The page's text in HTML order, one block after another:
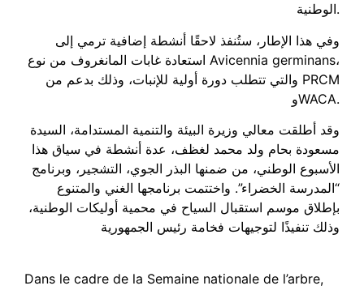
الوطنية.
وفي هذا الإطار، ستُنفذ لاحقًا أنشطة إضافية ترمي إلى
استعادة غابات المانغروف من نوع Avicennia germinans،
والتي تتطلب دورة أولية للإنبات، وذلك بدعم من PRCM
وWACA.
وقد أطلقت معالي وزيرة البيئة والتنمية المستدامة، السيدة
مسعودة بحام ولد محمد لغظف، عدة أنشطة في سياق هذا
الأسبوع الوطني، من ضمنها البذر الجوي، التشجير، وبرنامج
“المدرسة الخضراء”. واختتمت برنامجها الغني والمتنوع
بإطلاق موسم استقبال السياح في محمية أوليكات الوطنية،
وذلك تنفيذًا لتوجيهات فخامة رئيس الجمهورية
Dans le cadre de la Semaine nationale de l’arbre,